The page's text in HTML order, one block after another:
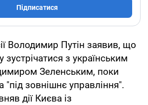
Підписатися
Володимир Путін заявив, що
зустрічатися з українським
Зеленським, поки
"під зовнішнє управління".
дії Києва із